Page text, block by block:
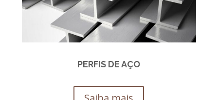
PERFIS DE AÇO